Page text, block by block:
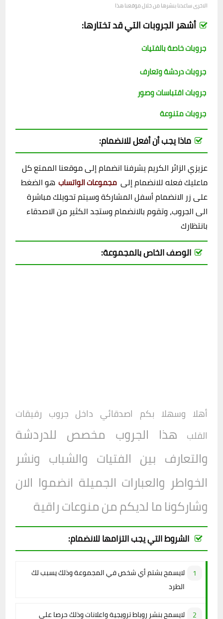
الاخرى ساعدنا بنشرها من خلال موقعنا هذا
أشهر الجروبات التي قد تختارها:
جروبات خاصة بالفتيات
جروبات دردشة وتعارف
جروبات اقتباسات وصور
جروبات متنوعة
ماذا يجب أن أفعل للانضمام:
عزيزي الزائر الكريم يشرفنا انضمام إلى موقعنا الممتع كل
ماعليك فعله للانضمام إلى مجموعات الواتساب هو الضغط
على زر الانضمام أسفل المشاركة وسيتم تحويلك مباشرة
الى الجروب، وتقوم بالانضمام وستجد الكثير من الاصدقاء
بانتظارك
الوصف الخاص بالمجموعة:
أهلا وسهلا بكم اصدقائي داخل جروب رقيقات
القلب هذا الجروب مخصص للدردشة
والتعارف بين الفتيات والشباب ونشر
الخواطر والعبارات الجميلة انضموا الان
وشاركونا ما لديكم من منوعات راقية
الشروط التي يجب التزامها للانضمام:
لايسمح بشتم أي شخص في المجموعة وذلك يسبب لك
الطرد
لايسمح بنشر روباط ترويجية واعلانات وذلك حرصا على